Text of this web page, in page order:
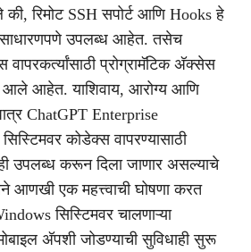
रिमोट SSH सपोर्ट आणि Hooks हे
उपलब्ध आहेत. तसेच
प्रोग्रामॅटिक अ‍ॅक्सेस
आले आहेत. याशिवाय, आरोग्य आणि
ChatGPT Enterprise
कोडेक्स वापरण्यासाठी
उपलब्ध करून दिला जाणार असल्याचे
आणखी एक महत्त्वाची घोषणा करत
सिस्टिमवर चालणाऱ्या
अ‍ॅपशी जोडण्याची सुविधाही सुरू